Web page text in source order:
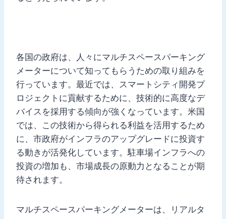
各国の政府は、人々にマルチスペースパーキング
メーターについて知ってもらうための取り組みを
行っています。最近では、スマートシティ開発プ
ロジェクトに貢献するために、技術的に高度なデ
バイスを採用する傾向が強くなっています。米国
では、この技術から得られる利益を活用するため
に、市政府がインフラのアップグレードに投資す
る動きが活発化しています。駐車場インフラへの
投資の増加も、市場成長の原動力となることが期
待されます。
マルチスペースパーキングメーターは、リアルタ